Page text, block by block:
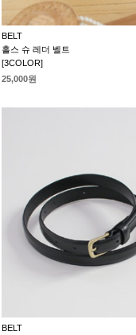
BELT
홀스 슈 레더 벨트
[3COLOR]
25,000원
BELT